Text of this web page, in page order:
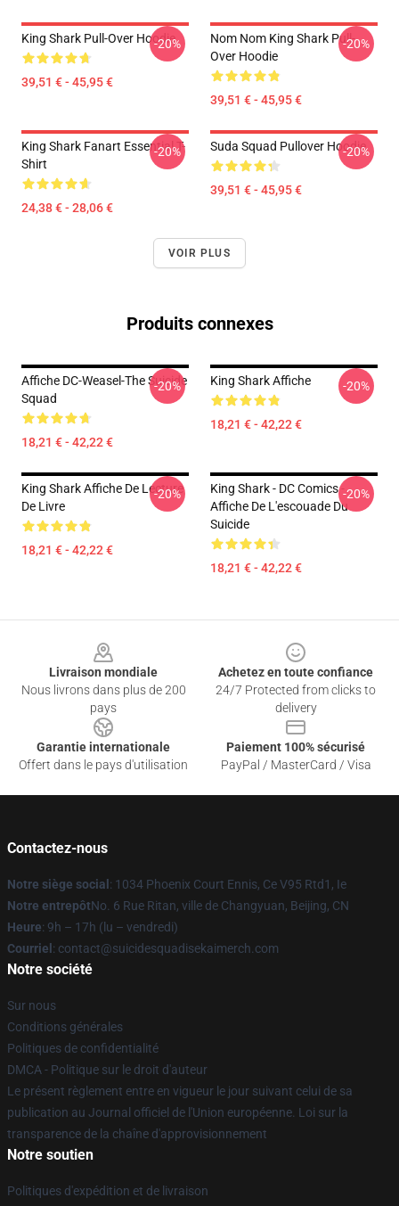
King Shark Pull-Over Hoodie
39,51 € - 45,95 €
-20%
Nom Nom King Shark Pull-
Over Hoodie
39,51 € - 45,95 €
-20%
King Shark Fanart Essential T-
Shirt
24,38 € - 28,06 €
-20% Suda Squad Pullover Hoodie
39,51 € - 45,95 €
-20%
VOIR PLUS
Produits connexes
Affiche DC-Weasel-The Suicide
Squad
18,21 € - 42,22 €
-20% King Shark Affiche
18,21 € - 42,22 €
-20%
King Shark Affiche De Lecture
De Livre
18,21 € - 42,22 €
-20%
King Shark - DC Comics -
Affiche De L'escouade Du
Suicide
18,21 € - 42,22 €
-20%
Livraison mondiale
Nous livrons dans plus de 200
pays
Achetez en toute confiance
24/7 Protected from clicks to
delivery
Garantie internationale
Offert dans le pays d'utilisation
Paiement 100% sécurisé
PayPal / MasterCard / Visa
Contactez-nous
Notre siège social : 1034 Phoenix Court Ennis, Ce V95 Rtd1, Ie
Notre entrepôtNo. 6 Rue Ritan, ville de Changyuan, Beijing, CN
Heure: 9h – 17h (lu – vendredi)
Courriel : contact@suicidesquadisekaimerch.com
Notre société
Sur nous
Conditions générales
Politiques de confidentialité
DMCA - Politique sur le droit d'auteur
Le présent règlement entre en vigueur le jour suivant celui de sa
publication au Journal officiel de l'Union européenne. Loi sur la
transparence de la chaîne d'approvisionnement
Notre soutien
Politiques d'expédition et de livraison